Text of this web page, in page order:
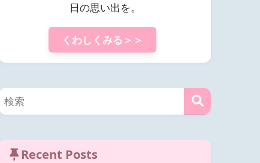
日の思い出を。
くわしくみる＞＞
Recent Posts